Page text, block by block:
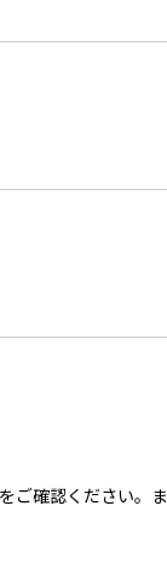
確認ください